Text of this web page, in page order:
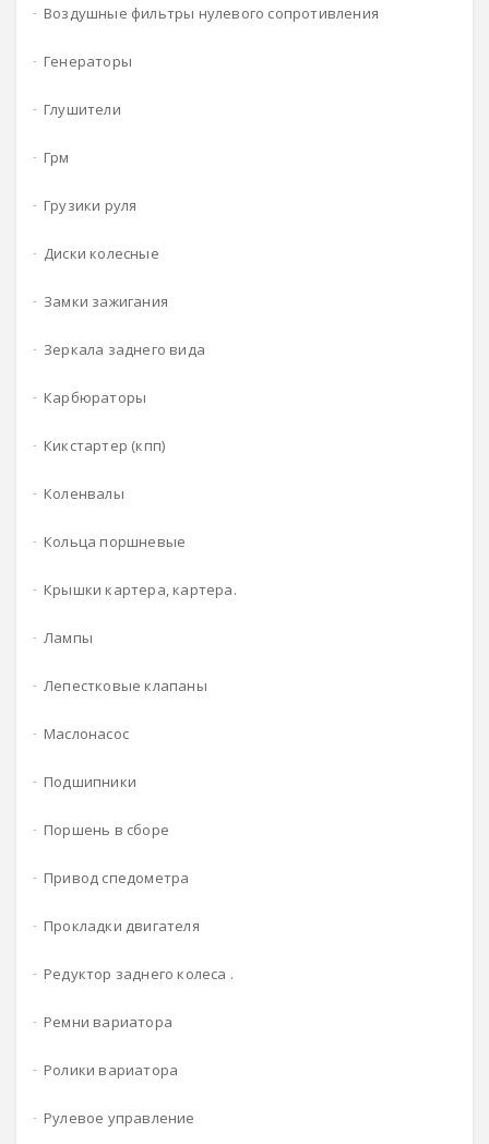
воздушные фильтры нулевого сопротивления
генераторы
глушители
грм
грузики руля
диски колесные
замки зажигания
зеркала заднего вида
карбюраторы
кикстартер (кпп)
коленвалы
кольца поршневые
крышки картера, картера.
лампы
лепестковые клапаны
маслонасос
подшипники
поршень в сборе
привод спедометра
прокладки двигателя
редуктор заднего колеса .
ремни вариатора
ролики вариатора
рулевое управление